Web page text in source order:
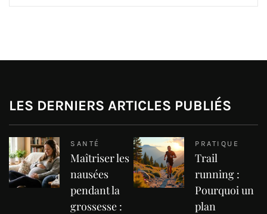
LES DERNIERS ARTICLES PUBLIÉS
SANTÉ
Maîtriser les
nausées
pendant la
grossesse :
PRATIQUE
Trail
running :
Pourquoi un
plan